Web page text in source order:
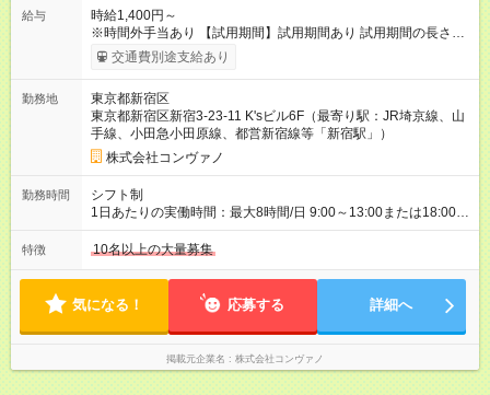
給与
時給1,400円～
※時間外手当あり 【試用期間】試用期間あり 試用期間の長さ：2
ヶ月 雇用形態、給与は本採用時と同じです。 試用期間2か月 ※
ただし、会社の事情により、免除・短縮・延長することがあ
交通費別途支給あり
勤務地
東京都新宿区
東京都新宿区新宿3-23-11 K'sビル6F（最寄り駅：JR埼京線、山
手線、小田急小田原線、都営新宿線等「新宿駅」）
株式会社コンヴァノ
勤務時間
シフト制
1日あたりの実働時間：最大8時間/日 9:00～13:00または18:00～
21:00 ※商業施設内店舗は施設の営業時間に準じます。 週2～相
談可 有給休暇あり(規定あり)
特徴 10名以上の大量募集
気になる！ 応募する 詳細へ
掲載元企業名 株式会社コンヴァノ